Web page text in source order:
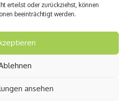
erteilst oder zurückziehst, können
beeinträchtigt werden.
ansehen
Ashwagandha sollte ich kaufen?
– wie oft ist eigentlich normal?